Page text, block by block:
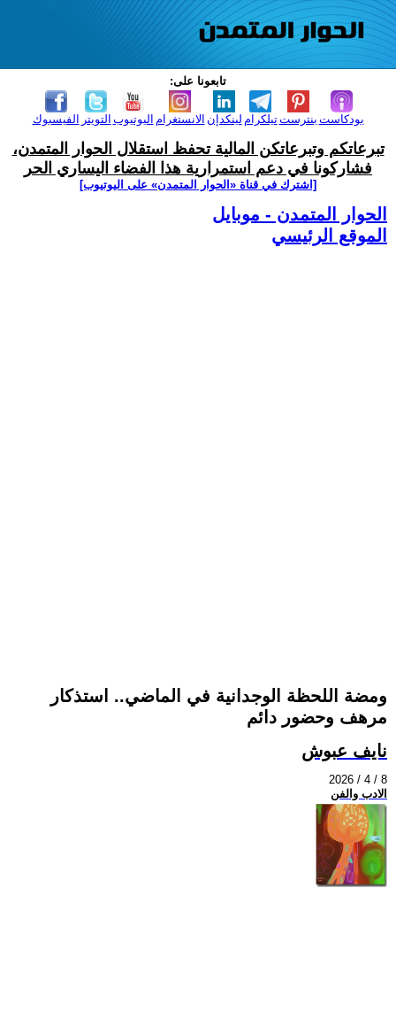
تابعونا على:
الفيسبوك التويتر اليوتيوب الانستغرام لينكدإن تيلكرامبنترست بودكاست
تبرعاتكم وتبرعاتكن المالية تحفظ استقلال الحوار المتمدن،
فشاركونا في دعم استمرارية هذا الفضاء اليساري الحر
[اشترك في قناة ‫«الحوار المتمدن» على اليوتيوب]
الحوار المتمدن - موبايل
الموقع الرئيسي
ومضة اللحظة الوجدانية في الماضي.. استذكار
مرهف وحضور دائم
نايف عبوش
2026 / 4 / 8
الادب والفن